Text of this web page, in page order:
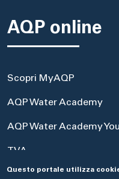
AQP online
Scopri MyAQP
AQP Water Academy
AQP Water Academy
TVA
Portale Acquisti
Questo portale utilizza